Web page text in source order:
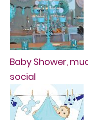
Baby Shower,
social